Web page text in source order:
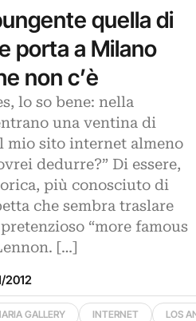
quella di
porta a Milano
non c’è
lo so bene: nella
una ventina di
mio sito internet almeno
dedurre?” Di essere,
più conosciuto di
che sembra traslare
“more famous
[…]
2012
GALLERY INTERNET LOS